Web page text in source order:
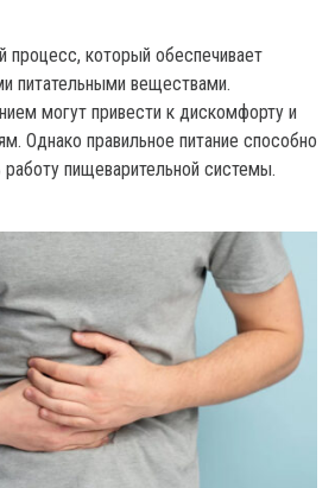
который обеспечивает
питательными веществами.
могут привести к дискомфорту и
Однако правильное питание способно
пищеварительной системы.